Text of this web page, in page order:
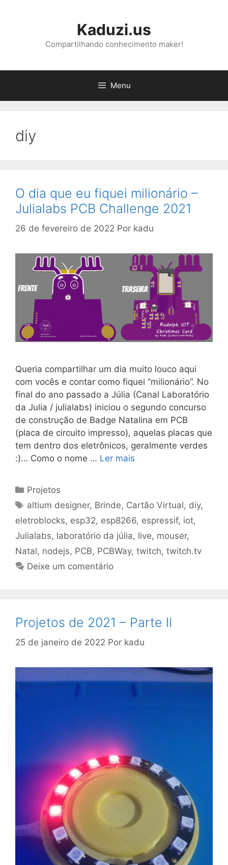
Kaduzi.us
Compartilhando conhecimento maker!
Menu
diy
O dia que eu fiquei milionário –
Julialabs PCB Challenge 2021
26 de fevereiro de 2022 Por kadu
Queria compartilhar um dia muito louco aqui
com vocês e contar como fiquei “milionário”. No
final do ano passado a Júlia (Canal Laboratório
da Julia / julialabs) iniciou o segundo concurso
de construção de Badge Natalina em PCB
(placa de circuito impresso), aquelas placas que
tem dentro dos eletrônicos, geralmente verdes
:)… Como o nome … Ler mais
Categorias
Projetos
Tags
altium designer, Brinde, Cartão Virtual, diy,
eletroblocks, esp32, esp8266, espressif, iot,
Julialabs, laboratório da júlia, live, mouser,
Natal, nodejs, PCB, PCBWay, twitch, twitch.tv
Deixe um comentário
Projetos de 2021 – Parte II
25 de janeiro de 2022 Por kadu